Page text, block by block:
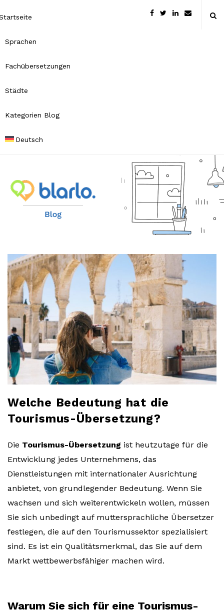
Sprachen
Fachübersetzungen
Städte
Kategorien Blog
Deutsch
B
r
l
o
b
l
o
g
Welche Bedeutung hat die
Tourismus-Übersetzung?
Die Tourismus-Übersetzung ist heutzutage für die
Entwicklung jedes Unternehmens, das
Dienstleistungen mit internationaler Ausrichtung
anbietet, von grundlegender Bedeutung. Wenn Sie
wachsen und sich weiterentwickeln wollen, müssen
Sie sich unbedingt auf muttersprachliche Übersetzer
festlegen, die auf den Tourismussektor spezialisiert
sind. Es ist ein Qualitätsmerkmal, das Sie auf dem
Markt wettbewerbsfähiger machen wird.
Warum Sie sich für eine Tourismus-